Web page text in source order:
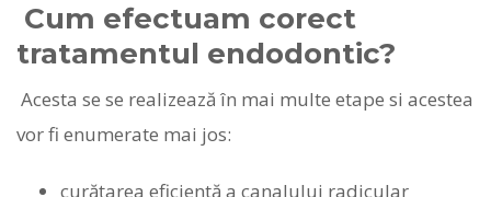
Cum efectuam corect
tratamentul endodontic?
Acesta se se realizează în mai multe etape si acestea
vor fi enumerate mai jos:
curăţarea eficientă a canalului radicular